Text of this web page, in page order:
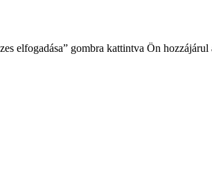
elfogadása” gombra kattintva Ön